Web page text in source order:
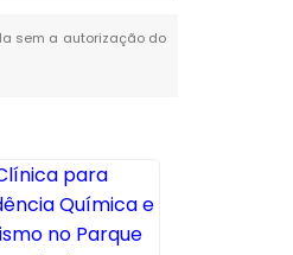
sem a autorização do